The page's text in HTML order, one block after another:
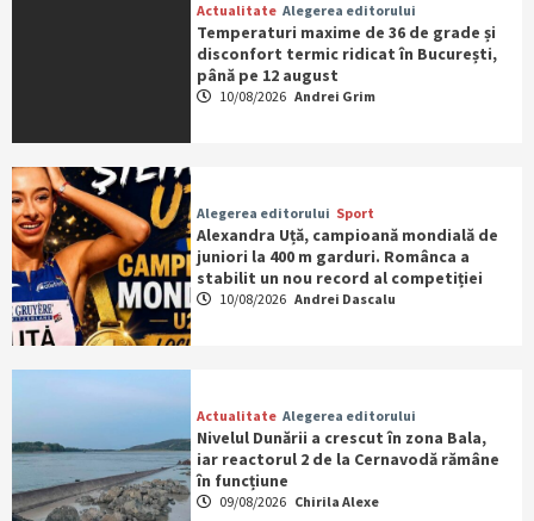
Actualitate Alegerea editorului
Temperaturi maxime de 36 de grade și
disconfort termic ridicat în București,
până pe 12 august
10/08/2026 Andrei Grim
Alegerea editorului Sport
Alexandra Uță, campioană mondială de
juniori la 400 m garduri. Românca a
stabilit un nou record al competiției
10/08/2026 Andrei Dascalu
Actualitate Alegerea editorului
Nivelul Dunării a crescut în zona Bala,
iar reactorul 2 de la Cernavodă rămâne
în funcțiune
09/08/2026 Chirila Alexe